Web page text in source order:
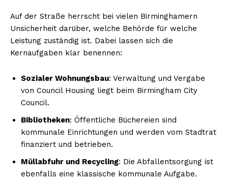
Auf der Straße herrscht bei vielen Birminghamern
Unsicherheit darüber, welche Behörde für welche
Leistung zuständig ist. Dabei lassen sich die
Kernaufgaben klar benennen:
Sozialer Wohnungsbau: Verwaltung und Vergabe
von Council Housing liegt beim Birmingham City
Council.
Bibliotheken: Öffentliche Büchereien sind
kommunale Einrichtungen und werden vom Stadtrat
finanziert und betrieben.
Müllabfuhr und Recycling: Die Abfallentsorgung ist
ebenfalls eine klassische kommunale Aufgabe.